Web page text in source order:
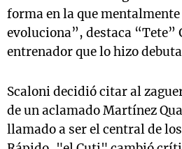
forma en la que mentalmente
evoluciona”, destaca “Tete”
entrenador que lo hizo
Scaloni decidió citar al
de un aclamado Martínez
llamado a ser el central de